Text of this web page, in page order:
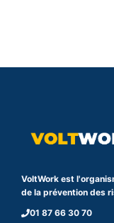
VoltWork est
de la prévention des
01 87 66 30 70